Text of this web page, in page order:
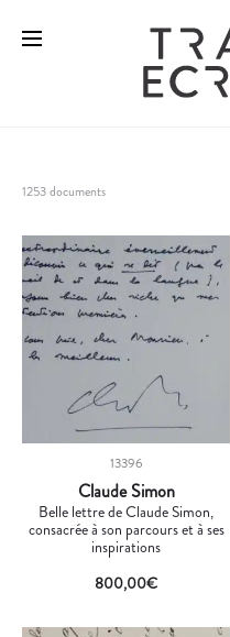
1253 documents
13396
Claude Simon
Belle lettre de Claude Simon,
consacrée à son parcours et à ses
inspirations
800,00€